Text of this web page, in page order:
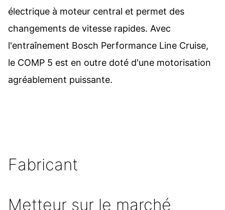
électrique à moteur central et permet des
changements de vitesse rapides. Avec
l'entraînement Bosch Performance Line Cruise,
le COMP 5 est en outre doté d'une motorisation
agréablement puissante.
Fabricant
Metteur sur le marché